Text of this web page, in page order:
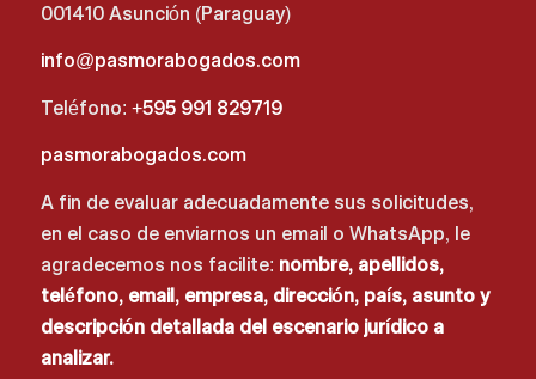
001410 Asunción (Paraguay)
info@pasmorabogados.com
Teléfono: +595 991 829719
pasmorabogados.com
A fin de evaluar adecuadamente sus solicitudes,
en el caso de enviarnos un email o WhatsApp, le
agradecemos nos facilite: nombre, apellidos,
teléfono, email, empresa, dirección, país, asunto y
descripción detallada del escenario jurídico a
analizar.